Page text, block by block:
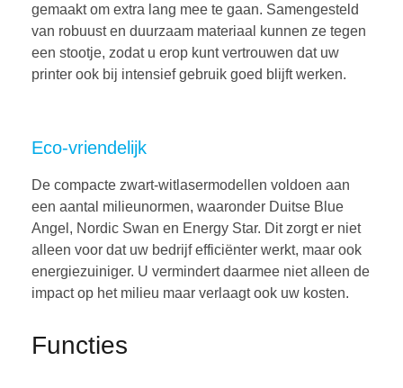
gemaakt om extra lang mee te gaan. Samengesteld
van robuust en duurzaam materiaal kunnen ze tegen
een stootje, zodat u erop kunt vertrouwen dat uw
printer ook bij intensief gebruik goed blijft werken.
Eco-vriendelijk
De compacte zwart-witlasermodellen voldoen aan
een aantal milieunormen, waaronder Duitse Blue
Angel, Nordic Swan en Energy Star. Dit zorgt er niet
alleen voor dat uw bedrijf efficiënter werkt, maar ook
energiezuiniger. U vermindert daarmee niet alleen de
impact op het milieu maar verlaagt ook uw kosten.
Functies